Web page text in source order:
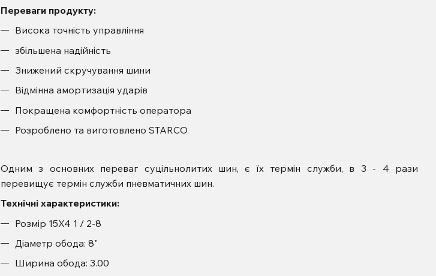
Переваги продукту:
Висока точність управління
збільшена надійність
Знижений скручування шини
Відмінна амортизація ударів
Покращена комфортність оператора
Розроблено та виготовлено STARCO
Одним з основних переваг суцільнолитих шин, є їх термін служби, в 3 - 4 рази
перевищує термін служби пневматичних шин.
Технічні характеристики:
Розмір 15X4 1 / 2-8
Діаметр обода: 8"
Ширина обода: 3.00